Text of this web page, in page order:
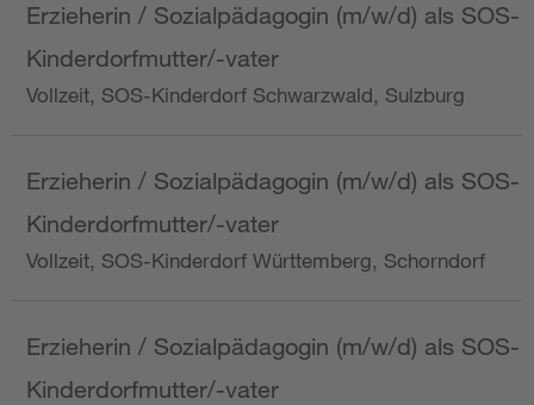
Erzieherin / Sozialpädagogin (m/w/d) als SOS-
Kinderdorfmutter/-vater
Vollzeit, SOS-Kinderdorf Schwarzwald, Sulzburg
Erzieherin / Sozialpädagogin (m/w/d) als SOS-
Kinderdorfmutter/-vater
Vollzeit, SOS-Kinderdorf Württemberg, Schorndorf
Erzieherin / Sozialpädagogin (m/w/d) als SOS-
Kinderdorfmutter/-vater